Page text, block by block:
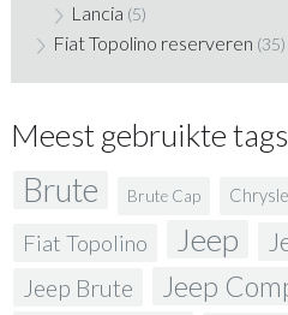
Lancia (5)
Fiat Topolino reserveren (35)
Meest gebruikte tags
Brute Brute Cap
Fiat Topolino Jeep
Jeep Brute Jeep